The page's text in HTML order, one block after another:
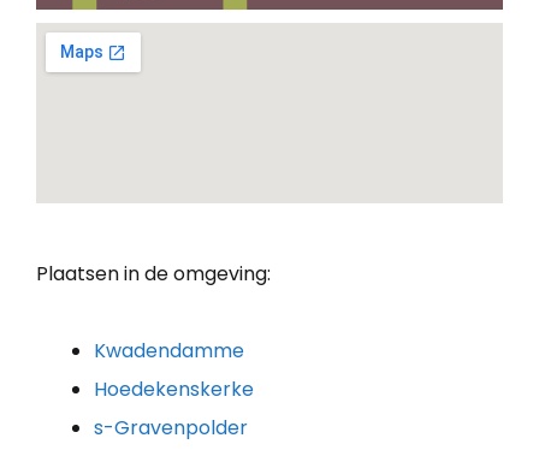
Plaatsen in de omgeving:
Kwadendamme
Hoedekenskerke
s-Gravenpolder